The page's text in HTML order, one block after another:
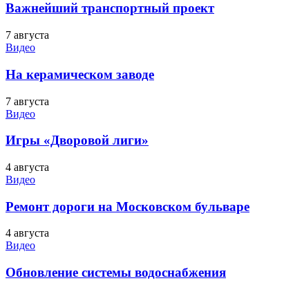
Важнейший транспортный проект
7 августа
Видео
На керамическом заводе
7 августа
Видео
Игры «Дворовой лиги»
4 августа
Видео
Ремонт дороги на Московском бульваре
4 августа
Видео
Обновление системы водоснабжения